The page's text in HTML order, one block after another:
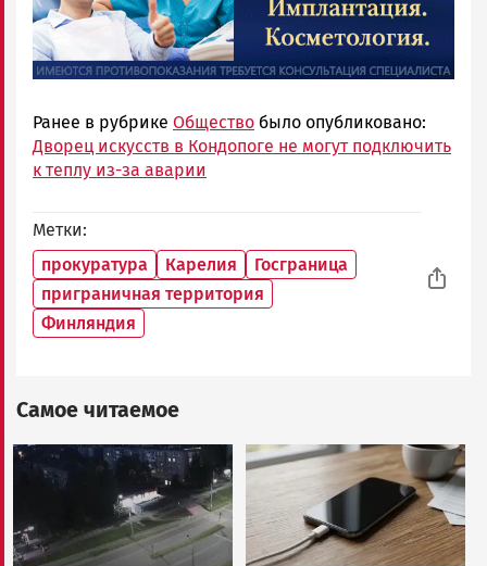
Ранее в рубрике Общество было опубликовано:
Дворец искусств в Кондопоге не могут подключить
к теплу из-за аварии
Метки
прокуратура
Карелия
Госграница
приграничная территория
Финляндия
Самое читаемое
Image Image